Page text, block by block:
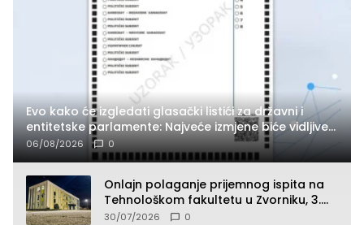
Evo kako će izgledati glasački listići za državni i
entitetske parlamente: Najveće izmjene biće vidljive
na njima
06/08/2026 0
Onlajn polaganje prijemnog ispita na
Tehnološkom fakultetu u Zvorniku, 3.
septembra u 9.00 časova
30/07/2026 0